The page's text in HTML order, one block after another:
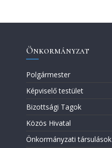
Önkormányzat
Polgármester
Képviselő testület
Bizottsági Tagok
Közös Hivatal
Önkormányzati társulások